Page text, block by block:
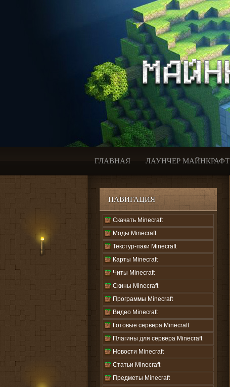
ГЛАВНАЯ ЛАУНЧЕР МАЙНКРАФТ
НАВИГАЦИЯ
Скачать Minecraft
Моды Minecraft
Текстур-паки Minecraft
Карты Minecraft
Читы Minecraft
Скины Minecraft
Программы Minecraft
Видео Minecraft
Готовые сервера Minecraft
Плагины для сервера Minecraft
Новости Minecraft
Статьи Minecraft
Предметы Minecraft